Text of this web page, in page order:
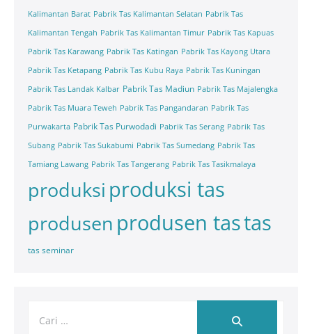
Kalimantan Barat Pabrik Tas Kalimantan Selatan Pabrik Tas
Kalimantan Tengah Pabrik Tas Kalimantan Timur Pabrik Tas Kapuas
Pabrik Tas Karawang Pabrik Tas Katingan Pabrik Tas Kayong Utara
Pabrik Tas Ketapang Pabrik Tas Kubu Raya Pabrik Tas Kuningan
Pabrik Tas Landak Kalbar Pabrik Tas Madiun Pabrik Tas Majalengka
Pabrik Tas Muara Teweh Pabrik Tas Pangandaran Pabrik Tas
Purwakarta Pabrik Tas Purwodadi Pabrik Tas Serang Pabrik Tas
Subang Pabrik Tas Sukabumi Pabrik Tas Sumedang Pabrik Tas
Tamiang Lawang Pabrik Tas Tangerang Pabrik Tas Tasikmalaya
produksi produksi tas
produsen produsen tastas
tas seminar